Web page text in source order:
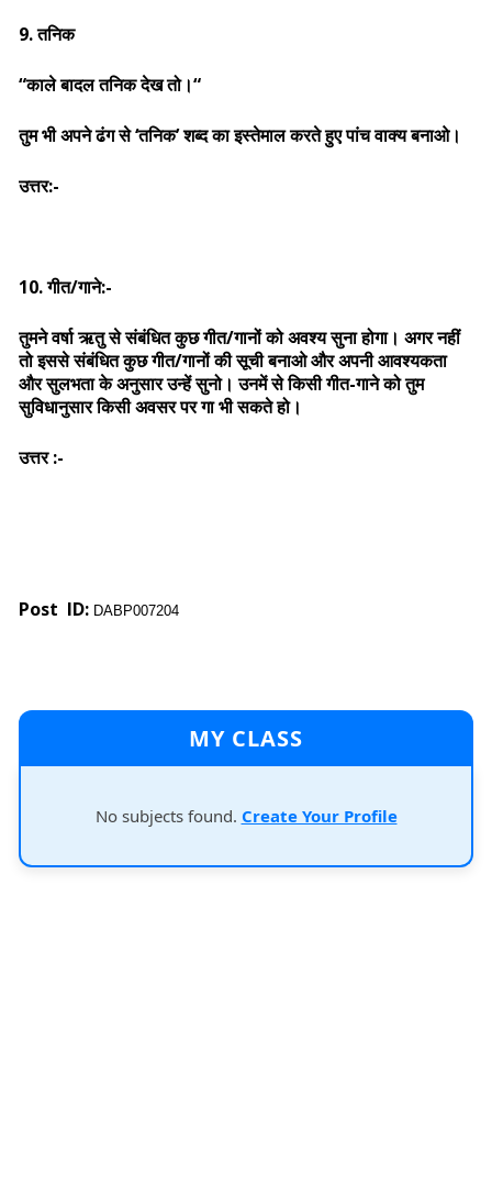
9. तनिक
“काले बादल तनिक देख तो।“
तुम भी अपने ढंग से ‘तनिक’ शब्द का इस्तेमाल करते हुए पांच वाक्य बनाओ।
उत्तर:-
10. गीत/गाने:-
तुमने वर्षा ऋतु से संबंधित कुछ गीत/गानों को अवश्य सुना होगा। अगर नहीं
तो इससे संबंधित कुछ गीत/गानों की सूची बनाओ और अपनी आवश्यकता
और सुलभता के अनुसार उन्हें सुनो। उनमें से किसी गीत-गाने को तुम
सुविधानुसार किसी अवसर पर गा भी सकते हो।
उत्तर :-
Post ID: DABP007204
MY CLASS
No subjects found. Create Your Profile